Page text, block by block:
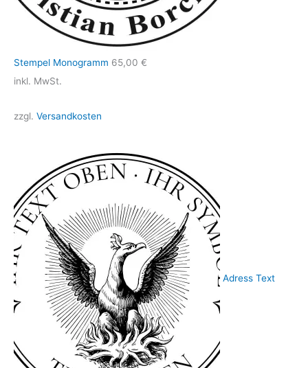
Stempel Monogramm 65,00 €
inkl. MwSt.
zzgl. Versandkosten
Adress Text